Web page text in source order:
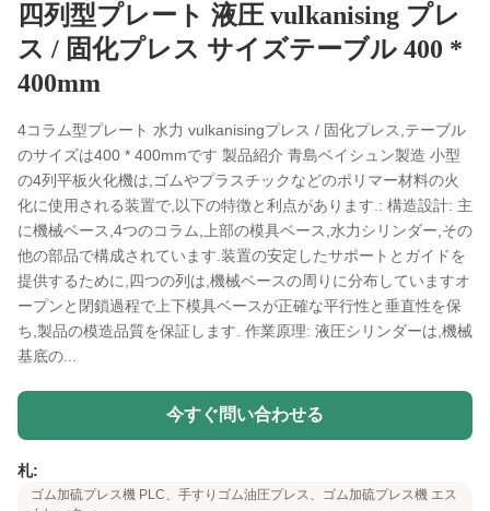
四列型プレート 液圧 vulkanising プレ
ス / 固化プレス サイズテーブル 400 *
400mm
4コラム型プレート 水力 vulkanisingプレス / 固化プレス,テーブル
のサイズは400 * 400mmです 製品紹介 青島ベイシュン製造 小型
の4列平板火化機は,ゴムやプラスチックなどのポリマー材料の火
化に使用される装置で,以下の特徴と利点があります.: 構造設計: 主
に機械ベース,4つのコラム,上部の模具ベース,水力シリンダー,その
他の部品で構成されています.装置の安定したサポートとガイドを
提供するために,四つの列は,機械ベースの周りに分布していますオ
ープンと閉鎖過程で上下模具ベースが正確な平行性と垂直性を保
ち,製品の模造品質を保証します. 作業原理: 液圧シリンダーは,機械
基底の...
今すぐ問い合わせる
札:
ゴム加硫プレス機 PLC、手すりゴム油圧プレス、ゴム加硫プレス機 エス